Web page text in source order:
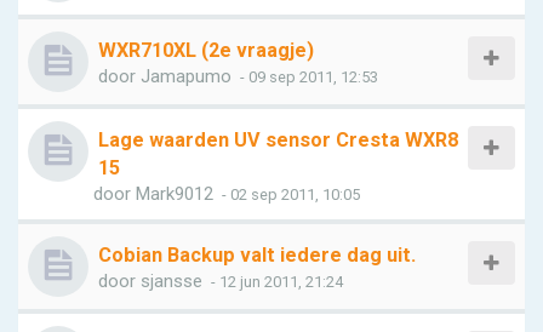
WXR710XL (2e vraagje)
door Jamapumo - 09 sep 2011, 12:53
Lage waarden UV sensor Cresta WXR8
15
door Mark9012 - 02 sep 2011, 10:05
Cobian Backup valt iedere dag uit.
door sjansse - 12 jun 2011, 21:24